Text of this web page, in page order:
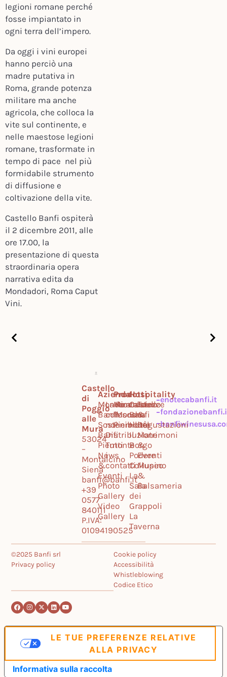
legioni romane perché
fosse impiantato in
ogni terra dell’impero.
Da oggi i vini europei
hanno perciò una
madre putativa in
Roma, grande potenza
militare ma anche
agricola, che colloca la
vite sul continente, e
nelle maestose legioni
romane, trasformate in
tempo di pace nel più
formidabile strumento
di diffusione e
coltivazione della vite.
Castello Banfi ospiterà
il 2 dicembre 2011, alle
ore 17.00, la
presentazione di questa
straordinaria opera
narrativa edita da
Mondadori, Roma Caput
Vini.
Castello
di
Poggio
alle
Mura
53024
–
Montalcino
Siena
banfi@banfi.it
+39
0577
840111
P.IVA:
01094190525
Azienda
Mondo
Banfi
Sostenibilità
Banfi
Piemonte
News
&
Eventi
Photo
Gallery
Video
Gallery
Lavora
con
noi
Distribuzione
Tutti
i
contatti
Prodotti
Montalcino
Toscana
Piemonte
Ricercatezze
Mondo
Hospitality
Castello
Banfi
Hotel
Il
Borgo
Podere
Collupino
La
Sala
dei
Grappoli
La
Taverna
Tour
&
Degustazioni
Matrimoni
&
Eventi
Museo
&
Balsameria
enotecabanfi.it
©2025 Banfi srl
Privacy policy
Cookie policy
Accessibilità
Whistleblowing
Codice Etico
Informativa sulla raccolta
LE TUE PREFERENZE RELATIVE
ALLA PRIVACY